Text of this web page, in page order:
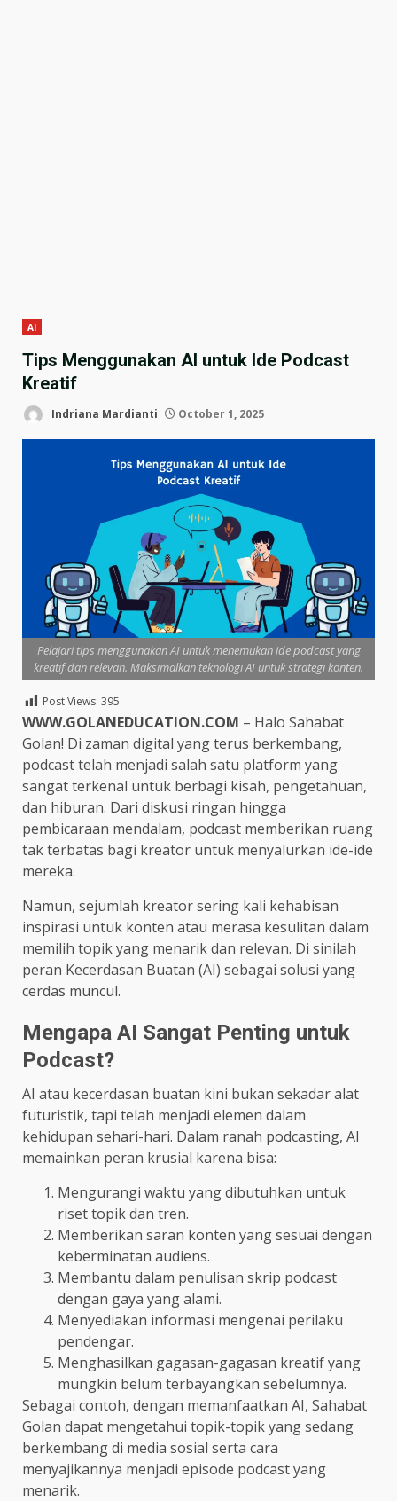
AI
Tips Menggunakan AI untuk Ide Podcast
Kreatif
Indriana Mardianti October 1, 2025
Pelajari tips menggunakan AI untuk menemukan ide podcast yang
kreatif dan relevan. Maksimalkan teknologi AI untuk strategi konten.
Post Views: 395
WWW.GOLANEDUCATION.COM – Halo Sahabat
Golan! Di zaman digital yang terus berkembang,
podcast telah menjadi salah satu platform yang
sangat terkenal untuk berbagi kisah, pengetahuan,
dan hiburan. Dari diskusi ringan hingga
pembicaraan mendalam, podcast memberikan ruang
tak terbatas bagi kreator untuk menyalurkan ide-ide
mereka.
Namun, sejumlah kreator sering kali kehabisan
inspirasi untuk konten atau merasa kesulitan dalam
memilih topik yang menarik dan relevan. Di sinilah
peran Kecerdasan Buatan (AI) sebagai solusi yang
cerdas muncul.
Mengapa AI Sangat Penting untuk
Podcast?
AI atau kecerdasan buatan kini bukan sekadar alat
futuristik, tapi telah menjadi elemen dalam
kehidupan sehari-hari. Dalam ranah podcasting, AI
memainkan peran krusial karena bisa:
Mengurangi waktu yang dibutuhkan untuk
riset topik dan tren.
Memberikan saran konten yang sesuai dengan
keberminatan audiens.
Membantu dalam penulisan skrip podcast
dengan gaya yang alami.
Menyediakan informasi mengenai perilaku
pendengar.
Menghasilkan gagasan-gagasan kreatif yang
mungkin belum terbayangkan sebelumnya.
Sebagai contoh, dengan memanfaatkan AI, Sahabat
Golan dapat mengetahui topik-topik yang sedang
berkembang di media sosial serta cara
menyajikannya menjadi episode podcast yang
menarik.